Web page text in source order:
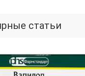
статьи